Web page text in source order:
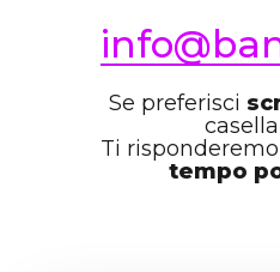
Se preferisci
Ti
tempo